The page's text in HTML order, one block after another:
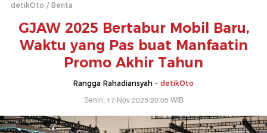
detikOto Berita
GJAW 2025 Bertabur Mobil Baru,
Waktu yang Pas buat Manfaatin
Promo Akhir Tahun
Rangga Rahadiansyah - detikOto
Senin, 17 Nov 2025 20:05 WIB